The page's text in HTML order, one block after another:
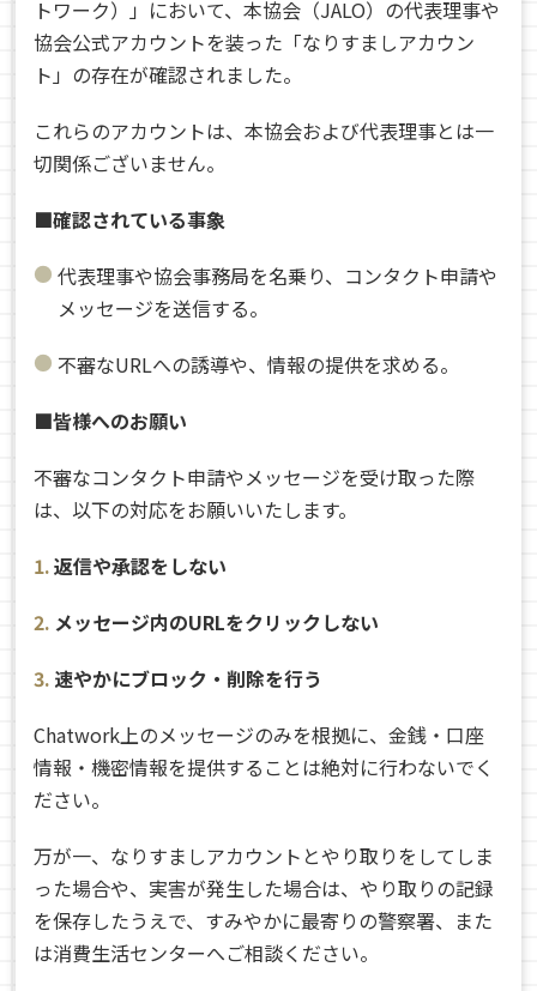
トワーク）」において、本協会（JALO）の代表理事や
協会公式アカウントを装った「なりすましアカウン
ト」の存在が確認されました。
これらのアカウントは、本協会および代表理事とは一
切関係ございません。
■確認されている事象
代表理事や協会事務局を名乗り、コンタクト申請や
メッセージを送信する。
不審なURLへの誘導や、情報の提供を求める。
■皆様へのお願い
不審なコンタクト申請やメッセージを受け取った際
は、以下の対応をお願いいたします。
返信や承認をしない
メッセージ内のURLをクリックしない
速やかにブロック・削除を行う
Chatwork上のメッセージのみを根拠に、金銭・口座
情報・機密情報を提供することは絶対に行わないでく
ださい。
万が一、なりすましアカウントとやり取りをしてしま
った場合や、実害が発生した場合は、やり取りの記録
を保存したうえで、すみやかに最寄りの警察署、また
は消費生活センターへご相談ください。